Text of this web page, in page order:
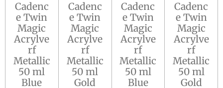
Cadenc
e Twin
Magic
Acrylve
rf
Metallic
50 ml
Blue
Cadenc
e Twin
Magic
Acrylve
rf
Metallic
50 ml
Gold
Cadenc
e Twin
Magic
Acrylve
rf
Metallic
50 ml
Blue
Cadenc
e Twin
Magic
Acrylve
rf
Metallic
50 ml
Gold